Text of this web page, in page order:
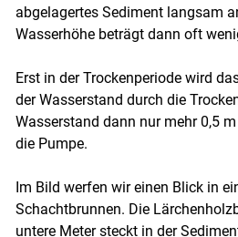
abgelagertes Sediment langsam
Wasserhöhe beträgt dann oft
Erst in der Trockenperiode wird
der Wasserstand durch die
Wasserstand dann nur mehr 0,5
die Pumpe.
Im Bild werfen wir einen Blick in
Schachtbrunnen. Die
untere Meter steckt in der